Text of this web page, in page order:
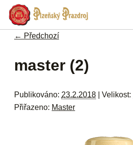
← Předchozí
master (2)
Publikováno: 23.2.2018 | Velikost:
Přiřazeno: Master